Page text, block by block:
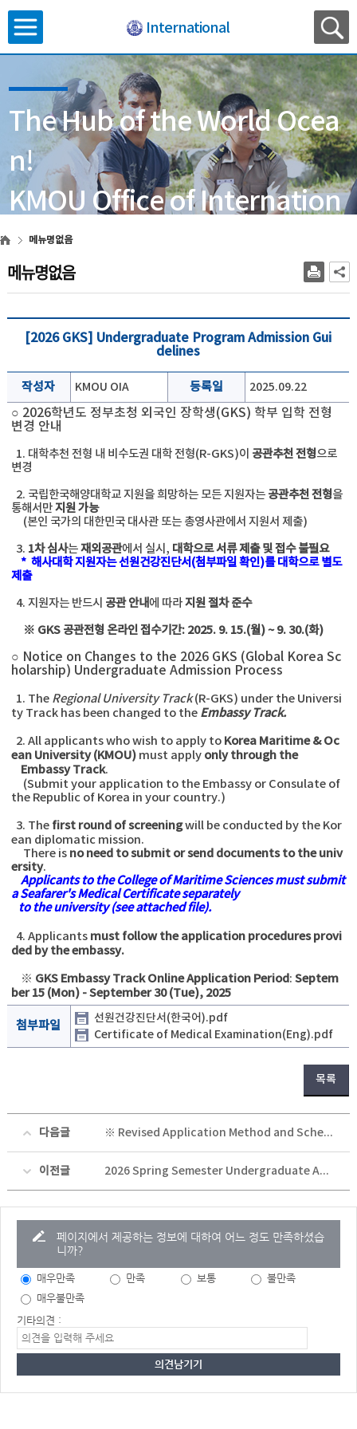
International
The Hub of the World Ocea
n!
KMOU Office of Internation
al Affairs
메뉴명없음
메뉴명없음
[2026 GKS] Undergraduate Program Admission Gui
delines
작성자 KMOU OIA 등록일 2025.09.22
○ 2026학년도 정부초청 외국인 장학생(GKS) 학부 입학 전형
변경 안내
1. 대학추천 전형 내 비수도권 대학 전형(R-GKS)이 공관추천 전형으로
변경
2. 국립한국해양대학교 지원을 희망하는 모든 지원자는 공관추천 전형을
통해서만지원 가능
(본인 국가의 대한민국 대사관 또는 총영사관에서 지원서 제출)
3. 1차 심사는재외공관에서 실시, 대학으로 서류 제출 및 접수 불필요
* 해사대학 지원자는 선원건강진단서(첨부파일 확인)를 대학으로 별도
제출
4. 지원자는 반드시 공관 안내에 따라지원 절차 준수
※ GKS 공관전형 온라인 접수기간: 2025. 9. 15.(월) ~ 9. 30.(화)
○ Notice on Changes to the 2026 GKS (Global Korea Sc
holarship) Undergraduate Admission Process
1. The Regional University Track(R-GKS) under the Universi
ty Track has been changed to the Embassy Track.
2. All applicants who wish to apply to Korea Maritime & Oc
ean University (KMOU)must apply only through the
Embassy Track.
(Submit your application to the Embassy or Consulate of
the Republic of Korea in your country.)
3. The first round of screeningwill be conducted by the Kor
ean diplomatic mission.
There is no need to submit or send documents to the univ
ersity.
Applicants to the College of Maritime Sciences must submit
aSeafarer's Medical Certificateseparately
to theuniversity (seeattached file).
4. Applicants must follow the application procedures provi
ded by the embassy.
※ GKS Embassy Track Online Application Period: Septem
ber 15 (Mon) - September 30 (Tue), 2025
첨부파일
선원건강진단서(한국어).pdf
Certificate of Medical Examination(Eng).pdf
목록
다음글 ※ Revised Application Method and Schedule for the 2026 Global Korea Scholarship Program for Undergraduate degrees (GKS-U) | 2026 정부초청 외국인 학부 장학생 선발 변경 공고
이전글 2026 Spring Semester Undergraduate Admission Guidelines for International Students (2026학년도 정시 외국인 특별전형 모집요강)
페이지에서 제공하는 정보에 대하여 어느 정도 만족하셨습
니까?
매우만족 만족 보통
불만족
매우불만족
기타의견 :